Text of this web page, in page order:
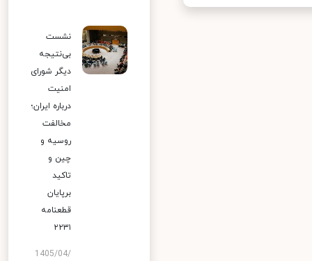
نشست
بی‌نتیجه
دیگر شورای
امنیت
درباره ایران؛
مخالفت
روسیه و
چین و
تاکید
برپایان
قطعنامه
۲۲۳۱
1405/04/